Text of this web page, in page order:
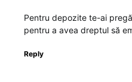
Pentru depozite te-ai
pentru a avea dreptul să
Reply